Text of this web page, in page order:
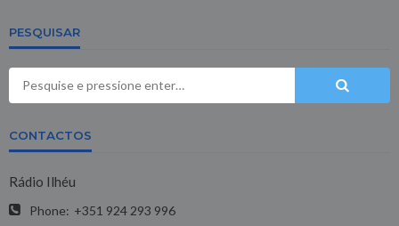
PESQUISAR
CONTACTOS
Rádio Ilhéu
Phone: +351 924 293 996